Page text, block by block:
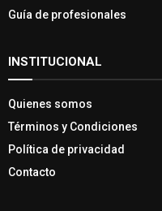
Guía de profesionales
INSTITUCIONAL
Quienes somos
Términos y Condiciones
Política de privacidad
Contacto